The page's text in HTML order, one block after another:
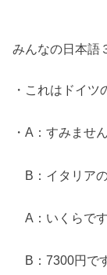
みんなの日本語
・これはドイツ
・A：すみませ
B：イタリアの
A：いくらです
B：7300円で